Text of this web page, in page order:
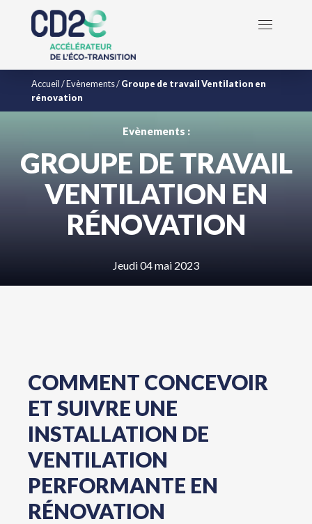
Accueil/Evènements/Groupe de travail Ventilation en
rénovation
Evènements :
GROUPE DE TRAVAIL
VENTILATION EN
RÉNOVATION
Jeudi 04 mai 2023
COMMENT CONCEVOIR
ET SUIVRE UNE
INSTALLATION DE
VENTILATION
PERFORMANTE EN
RÉNOVATION